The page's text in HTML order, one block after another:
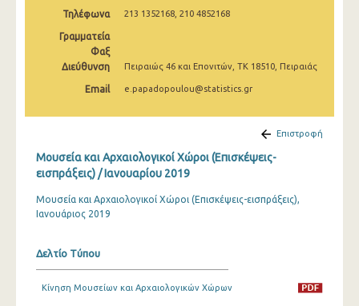
Οκτωβρίου 2024
Σεπτεμβρίου 2024
Αυγούστου 2024
Μαΐου 2024
Μαρτίου 2024
Φεβρουαρίου 2024
Τηλέφωνα 213 1352168, 210 4852168
Γραμματεία
Φαξ
Διεύθυνση
Πειραιώς 46 και Επονιτών, ΤΚ 18510, Πειραιάς
Email e.papadopoulou@statistics.gr
Επιστροφή
Μουσεία και Αρχαιολογικοί Χώροι (Επισκέψεις-
εισπράξεις) / Ιανουαρίου 2019
Μουσεία και Αρχαιολογικοί Χώροι (Επισκέψεις-εισπράξεις),
Ιανουάριος 2019
Δελτίο Τύπου
Κίνηση Μουσείων και Αρχαιολογικών Χώρων